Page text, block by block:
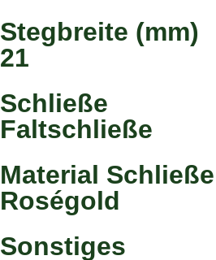
Stegbreite (mm)
21
Schließe
Faltschließe
Material Schließe
Roségold
Sonstiges